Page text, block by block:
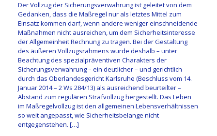
Der Vollzug der Sicherungsverwahrung ist geleitet von dem
Gedanken, dass die Maßregel nur als letztes Mittel zum
Einsatz kommen darf, wenn andere weniger einschneidende
Maßnahmen nicht ausreichen, um dem Sicherheitsinteresse
der Allgemeinheit Rechnung zu tragen. Bei der Gestaltung
des äußeren Vollzugsrahmens wurde deshalb – unter
Beachtung des spezialpräventiven Charakters der
Sicherungsverwahrung – ein deutlicher – und gerichtlich
durch das Oberlandesgericht Karlsruhe (Beschluss vom 14.
Januar 2014 – 2 Ws 284/13) als ausreichend beurteilter –
Abstand zum regulären Strafvollzug hergestellt. Das Leben
im Maßregelvollzug ist den allgemeinen Lebensverhältnissen
so weit angepasst, wie Sicherheitsbelange nicht
entgegenstehen. […]